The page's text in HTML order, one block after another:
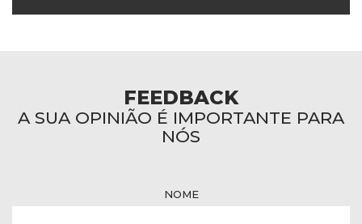
FEEDBACK
A SUA OPINIÃO É IMPORTANTE PARA
NÓS
NOME